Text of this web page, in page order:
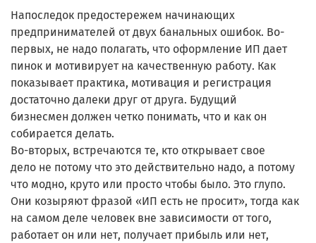
Напоследок предостережем начинающих
предпринимателей от двух банальных ошибок. Во-
первых, не надо полагать, что оформление ИП дает
пинок и мотивирует на качественную работу. Как
показывает практика, мотивация и регистрация
достаточно далеки друг от друга. Будущий
бизнесмен должен четко понимать, что и как он
собирается делать.
Во-вторых, встречаются те, кто открывает свое
дело не потому что это действительно надо, а потому
что модно, круто или просто чтобы было. Это глупо.
Они козыряют фразой «ИП есть не просит», тогда как
на самом деле человек вне зависимости от того,
работает он или нет, получает прибыль или нет,